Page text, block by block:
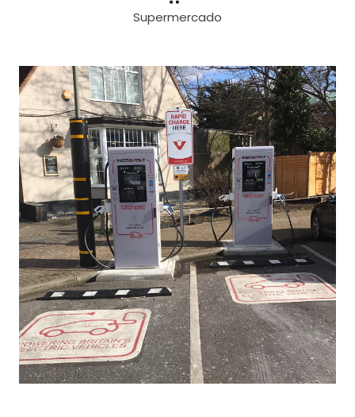
Supermercado